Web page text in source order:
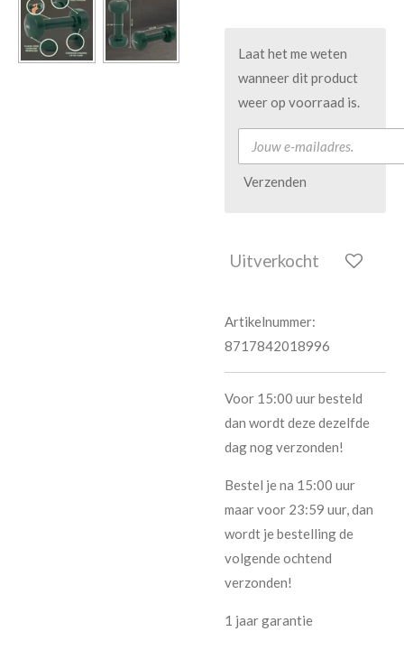
Laat het me weten
wanneer dit product
weer op voorraad is.
Verzenden
Uitverkocht
Artikelnummer:
8717842018996
Voor 15:00 uur besteld
dan wordt deze dezelfde
dag nog verzonden!
Bestel je na 15:00 uur
maar voor 23:59 uur, dan
wordt je bestelling de
volgende ochtend
verzonden!
1 jaar garantie